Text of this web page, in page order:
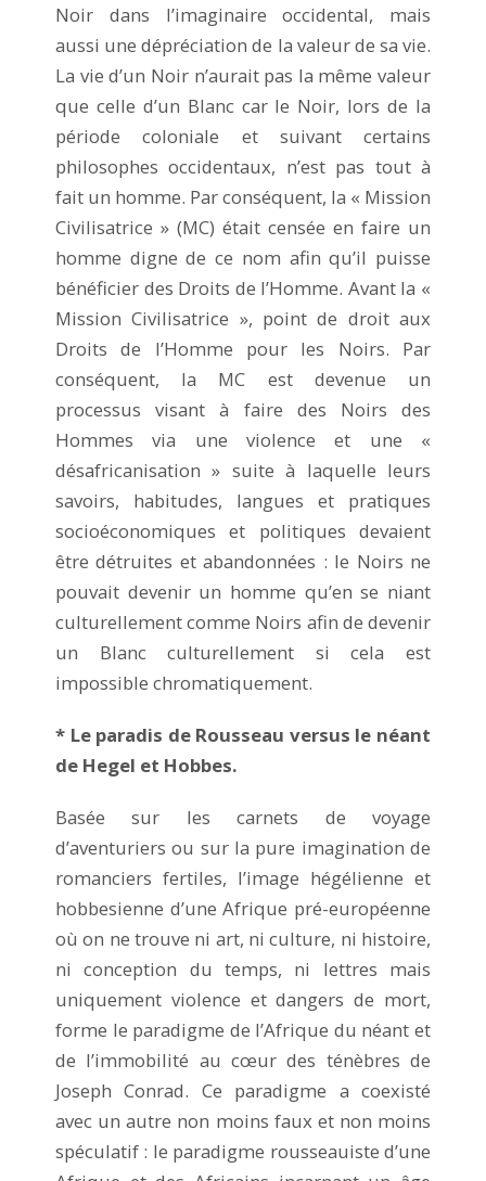
Noir dans l’imaginaire occidental, mais
aussi une dépréciation de la valeur de sa vie.
La vie d’un Noir n’aurait pas la même valeur
que celle d’un Blanc car le Noir, lors de la
période coloniale et suivant certains
philosophes occidentaux, n’est pas tout à
fait un homme. Par conséquent, la « Mission
Civilisatrice » (MC) était censée en faire un
homme digne de ce nom afin qu’il puisse
bénéficier des Droits de l’Homme. Avant la «
Mission Civilisatrice », point de droit aux
Droits de l’Homme pour les Noirs. Par
conséquent, la MC est devenue un
processus visant à faire des Noirs des
Hommes via une violence et une «
désafricanisation » suite à laquelle leurs
savoirs, habitudes, langues et pratiques
socioéconomiques et politiques devaient
être détruites et abandonnées : le Noirs ne
pouvait devenir un homme qu’en se niant
culturellement comme Noirs afin de devenir
un Blanc culturellement si cela est
impossible chromatiquement.
* Le paradis de Rousseau versus le néant
de Hegel et Hobbes.
Basée sur les carnets de voyage
d’aventuriers ou sur la pure imagination de
romanciers fertiles, l’image hégélienne et
hobbesienne d’une Afrique pré-européenne
où on ne trouve ni art, ni culture, ni histoire,
ni conception du temps, ni lettres mais
uniquement violence et dangers de mort,
forme le paradigme de l’Afrique du néant et
de l’immobilité au cœur des ténèbres de
Joseph Conrad. Ce paradigme a coexisté
avec un autre non moins faux et non moins
spéculatif : le paradigme rousseauiste d’une